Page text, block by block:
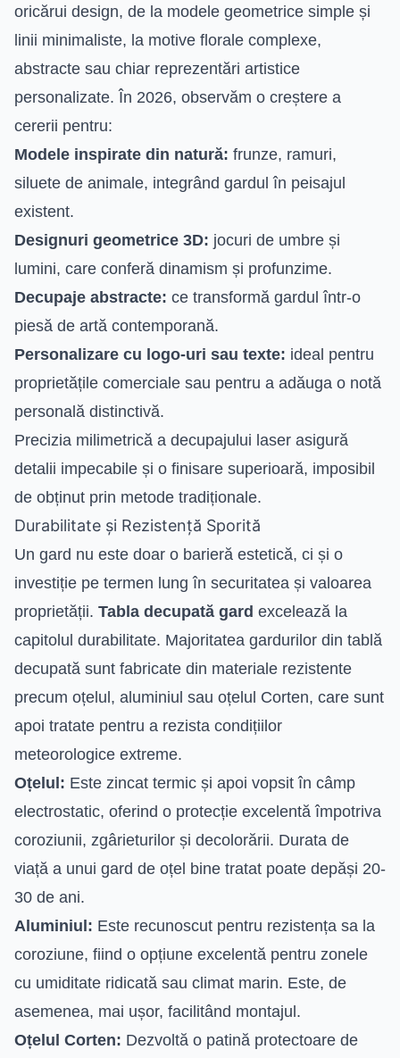
oricărui design, de la modele geometrice simple și
linii minimaliste, la motive florale complexe,
abstracte sau chiar reprezentări artistice
personalizate. În 2026, observăm o creștere a
cererii pentru:
Modele inspirate din natură: frunze, ramuri,
siluete de animale, integrând gardul în peisajul
existent.
Designuri geometrice 3D: jocuri de umbre și
lumini, care conferă dinamism și profunzime.
Decupaje abstracte: ce transformă gardul într-o
piesă de artă contemporană.
Personalizare cu logo-uri sau texte: ideal pentru
proprietățile comerciale sau pentru a adăuga o notă
personală distinctivă.
Precizia milimetrică a decupajului laser asigură
detalii impecabile și o finisare superioară, imposibil
de obținut prin metode tradiționale.
Durabilitate și Rezistență Sporită
Un gard nu este doar o barieră estetică, ci și o
investiție pe termen lung în securitatea și valoarea
proprietății. Tabla decupată gard excelează la
capitolul durabilitate. Majoritatea gardurilor din tablă
decupată sunt fabricate din materiale rezistente
precum oțelul, aluminiul sau oțelul Corten, care sunt
apoi tratate pentru a rezista condițiilor
meteorologice extreme.
Oțelul: Este zincat termic și apoi vopsit în câmp
electrostatic, oferind o protecție excelentă împotriva
coroziunii, zgârieturilor și decolorării. Durata de
viață a unui gard de oțel bine tratat poate depăși 20-
30 de ani.
Aluminiul: Este recunoscut pentru rezistența sa la
coroziune, fiind o opțiune excelentă pentru zonele
cu umiditate ridicată sau climat marin. Este, de
asemenea, mai ușor, facilitând montajul.
Oțelul Corten: Dezvoltă o patină protectoare de